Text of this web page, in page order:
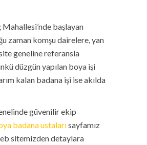
başlayan
zaman komşu dairelere, yan
geneline referansla
düzgün yapılan boya işi
kalan badana işi ise akılda
güvenilir ekip
badana ustalarısayfamız
sitemizden detaylara